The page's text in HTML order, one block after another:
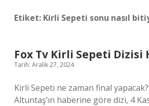
Etiket: Kirli Sepeti sonu nasıl
Fox Tv Kirli Sepeti Dizisi
Tarih: Aralık 27, 2024
Kirli Sepeti ne zaman final
Altuntaş’ın haberine göre dizi, 4